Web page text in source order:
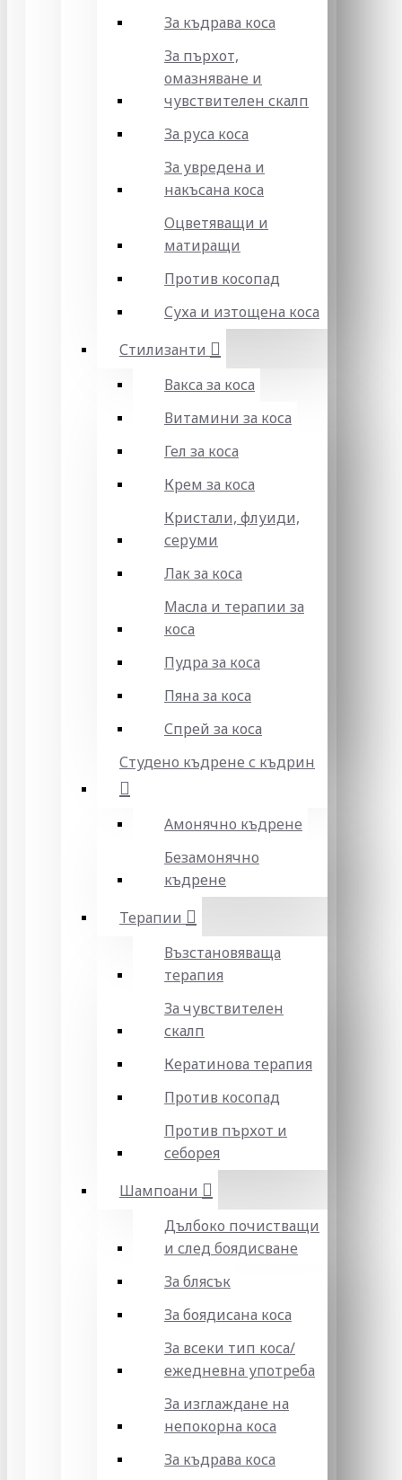
За къдрава коса
За пърхот,
омазняване и
чувствителен скалп
За руса коса
За увредена и
накъсана коса
Оцветяващи и
матиращи
Против косопад
Суха и изтощена коса
Стилизанти
Вакса за коса
Витамини за коса
Гел за коса
Крем за коса
Кристали, флуиди,
серуми
Лак за коса
Масла и терапии за
коса
Пудра за коса
Пяна за коса
Спрей за коса
Студено къдрене с къдрин
Амонячно къдрене
Безамонячно
къдрене
Терапии
Възстановяваща
терапия
За чувствителен
скалп
Кератинова терапия
Против косопад
Против пърхот и
себорея
Шампоани
Дълбоко почистващи
и след боядисване
За блясък
За боядисана коса
За всеки тип коса/
ежедневна употреба
За изглаждане на
непокорна коса
За къдрава коса